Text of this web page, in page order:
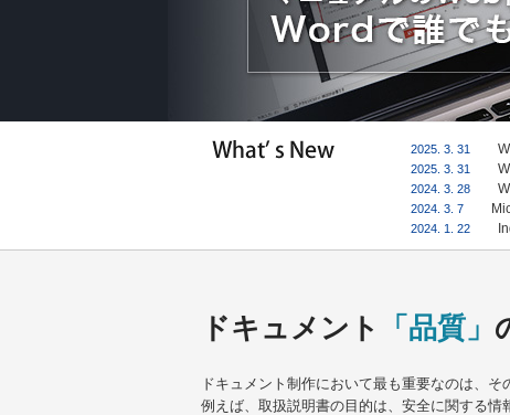
2025. 3. 31
2025. 3. 31
2024. 3. 28
2024. 3. 7
2024. 1. 22
ドキュメント 「品質」
ドキュメント制作において最も重要なのは、そ
例えば、取扱説明書の目的は、安全に関する情